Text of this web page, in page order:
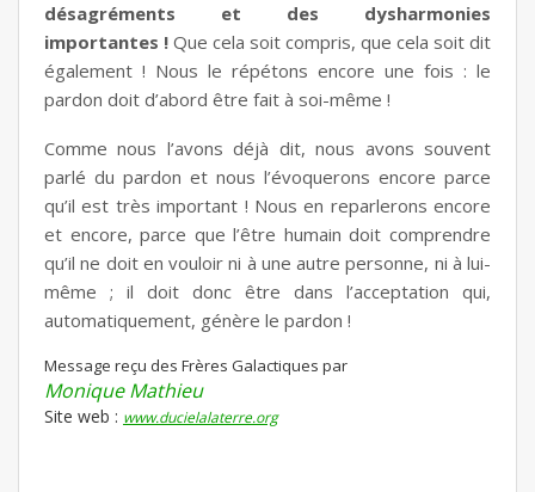
désagréments et des dysharmonies
importantes ! Que cela soit compris, que cela soit dit
également ! Nous le répétons encore une fois : le
pardon doit d’abord être fait à soi-même !
Comme nous l’avons déjà dit, nous avons souvent
parlé du pardon et nous l’évoquerons encore parce
qu’il est très important ! Nous en reparlerons encore
et encore, parce que l’être humain doit comprendre
qu’il ne doit en vouloir ni à une autre personne, ni à lui-
même ; il doit donc être dans l’acceptation qui,
automatiquement, génère le pardon !
Message reçu des Frères Galactiques par
Monique Mathieu
Site web : www.ducielalaterre.org